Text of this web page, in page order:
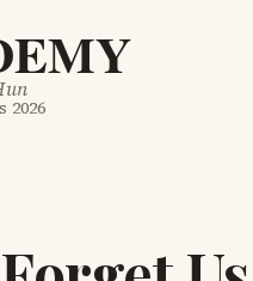
2026